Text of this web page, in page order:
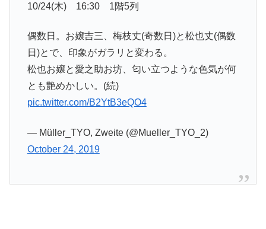
10/24(木) 16:30 1階5列
偶数日。お嬢吉三、梅枝丈(奇数日)と松也丈(偶数
日)とで、印象がガラリと変わる。
松也お嬢と愛之助お坊、匂い立つような色気が何
とも艶めかしい。(続)
pic.twitter.com/B2YtB3eQO4
— Müller_TYO, Zweite (@Mueller_TYO_2)
October 24, 2019